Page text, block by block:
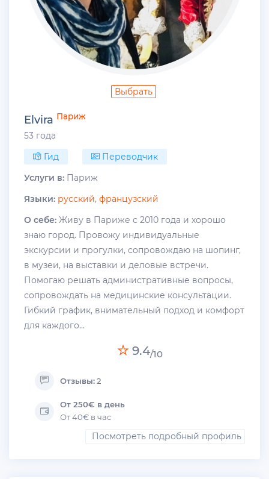
Выбрать
Elvira Париж
53 года
Гид
Переводчик
Услуги в: Париж
Языки: русский, французский
О себе: Живу в Париже с 2010 года и хорошо
знаю город. Провожу индивидуальные
экскурсии и прогулки, сопровождаю на шопинг,
в музеи, на выставки и деловые встречи.
Помогаю решать административные вопросы,
сопровождать на медицинские консультации.
Гибкий график, внимательный подход и комфорт
для каждого...
9.4/10
Отзывы:2
От 250€ в день
От 40€ в час
Посмотреть подробный профиль